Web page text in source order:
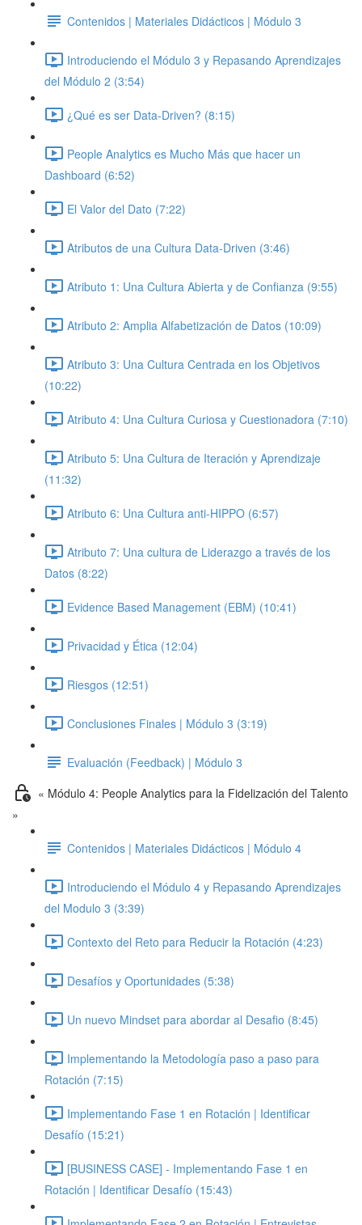
Contenidos | Materiales Didácticos | Módulo 3
Introduciendo el Módulo 3 y Repasando Aprendizajes
del Módulo 2 (3:54)
¿Qué es ser Data-Driven? (8:15)
People Analytics es Mucho Más que hacer un
Dashboard (6:52)
El Valor del Dato (7:22)
Atributos de una Cultura Data-Driven (3:46)
Atributo 1: Una Cultura Abierta y de Confianza (9:55)
Atributo 2: Amplia Alfabetización de Datos (10:09)
Atributo 3: Una Cultura Centrada en los Objetivos
(10:22)
Atributo 4: Una Cultura Curiosa y Cuestionadora (7:10)
Atributo 5: Una Cultura de Iteración y Aprendizaje
(11:32)
Atributo 6: Una Cultura anti-HIPPO (6:57)
Atributo 7: Una cultura de Liderazgo a través de los
Datos (8:22)
Evidence Based Management (EBM) (10:41)
Privacidad y Ética (12:04)
Riesgos (12:51)
Conclusiones Finales | Módulo 3 (3:19)
Evaluación (Feedback) | Módulo 3
« Módulo 4: People Analytics para la Fidelización del Talento
»
Contenidos | Materiales Didácticos | Módulo 4
Introduciendo el Módulo 4 y Repasando Aprendizajes
del Modulo 3 (3:39)
Contexto del Reto para Reducir la Rotación (4:23)
Desafíos y Oportunidades (5:38)
Un nuevo Mindset para abordar al Desafio (8:45)
Implementando la Metodología paso a paso para
Rotación (7:15)
Implementando Fase 1 en Rotación | Identificar
Desafío (15:21)
[BUSINESS CASE] - Implementando Fase 1 en
Rotación | Identificar Desafío (15:43)